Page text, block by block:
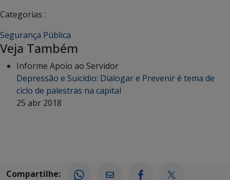
Categorias :
Segurança Pública
Veja Também
Informe Apoio ao Servidor
Depressão e Suicídio: Dialogar e Prevenir é tema de
ciclo de palestras na capital
25 abr 2018
Compartilhe: